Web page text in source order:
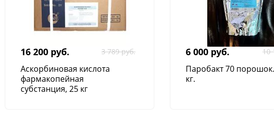
16 200 руб. 3 789 руб.
Аскорбиновая кислота
фармакопейная
субстанция, 25 кг
6 000 руб. 10
Паробакт 70
кг.